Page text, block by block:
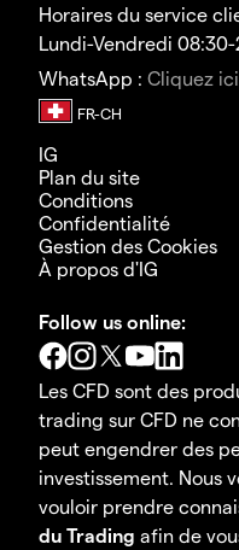
Horaires du service
Lundi-Vendredi
WhatsApp : Cliquez ici
IG
Plan du site
Conditions
Confidentialité
Gestion des Cookies
À propos d'IG
Follow us online:
Les CFD sont des
trading sur CFD ne
peut engendrer des
investissement. Nous
vouloir prendre
du Trading afin de